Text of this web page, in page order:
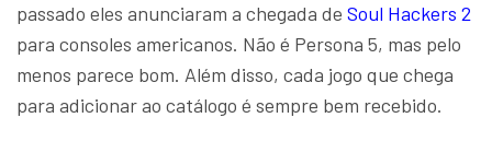
passado eles anunciaram a chegada de Soul Hackers 2
para consoles americanos. Não é Persona 5, mas pelo
menos parece bom. Além disso, cada jogo que chega
para adicionar ao catálogo é sempre bem recebido.